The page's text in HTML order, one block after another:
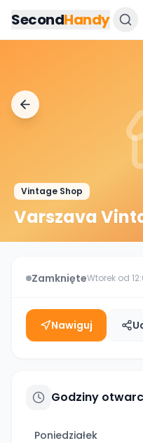
SecondHandy
Vintage Shop
Varszava
ZamknięteWtorek od
Nawiguj
Godziny
Poniedziałek